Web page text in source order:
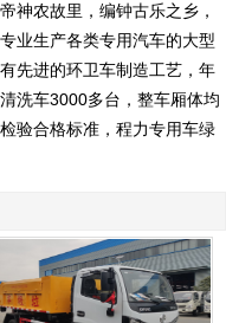
神农故里，编钟古乐之乡，
业生产各类专用汽车的大型
先进的环卫车制造工艺，年
洗车3000多台，整车厢体均
验合格标准，程力专用车绿